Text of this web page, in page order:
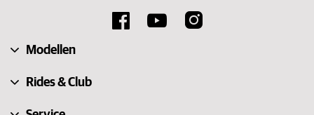
Modellen
Rides & Club